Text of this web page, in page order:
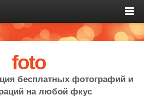
foto
бесплатных фотографий и
на любой фкус